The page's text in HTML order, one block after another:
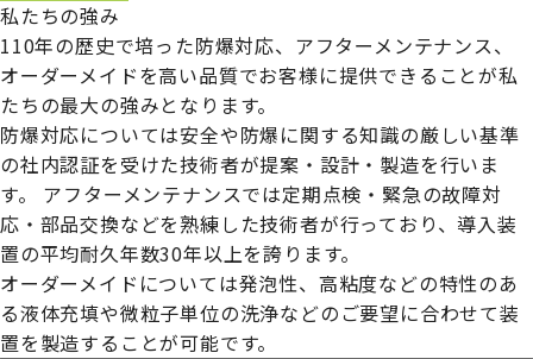
私たちの強み
110年の歴史で培った防爆対応、アフターメンテナンス、
オーダーメイドを高い品質でお客様に提供できることが私
たちの最大の強みとなります。
防爆対応については安全や防爆に関する知識の厳しい基準
の社内認証を受けた技術者が提案・設計・製造を行いま
す。
アフターメンテナンスでは定期点検・緊急の故障対
応・部品交換などを熟練した技術者が行っており、導入装
置の平均耐久年数30年以上を誇ります。
オーダーメイドについては発泡性、高粘度などの特性のあ
る液体充填や微粒子単位の洗浄などのご要望に合わせて装
置を製造することが可能です。